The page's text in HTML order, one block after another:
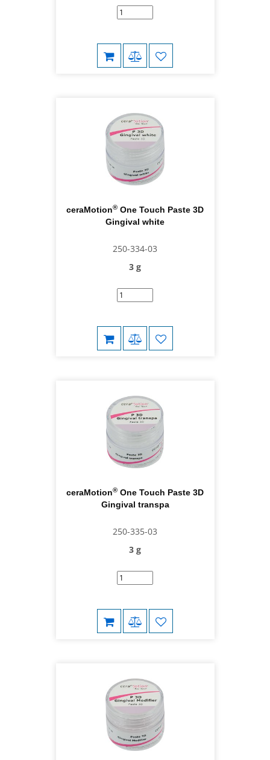
ceraMotion® One Touch Paste 3D
Gingival white
250-334-03
3 g
ceraMotion® One Touch Paste 3D
Gingival transpa
250-335-03
3 g